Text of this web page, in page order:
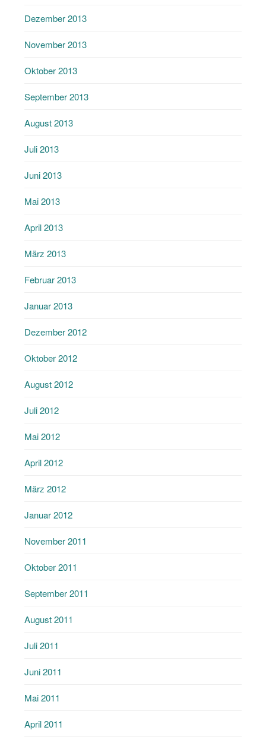
Dezember 2013
November 2013
Oktober 2013
September 2013
August 2013
Juli 2013
Juni 2013
Mai 2013
April 2013
März 2013
Februar 2013
Januar 2013
Dezember 2012
Oktober 2012
August 2012
Juli 2012
Mai 2012
April 2012
März 2012
Januar 2012
November 2011
Oktober 2011
September 2011
August 2011
Juli 2011
Juni 2011
Mai 2011
April 2011